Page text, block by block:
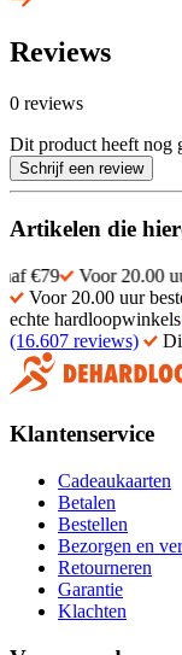
Reviews
0 reviews
Dit product heeft nog
Schrijf een review
Artikelen die
20.00 uur
Voor 20.00 uur
echte hardloopwinkels
(16.607 reviews)
Klantenservice
Cadeaukaarten
Betalen
Bestellen
Bezorgen en
Retourneren
Garantie
Klachten